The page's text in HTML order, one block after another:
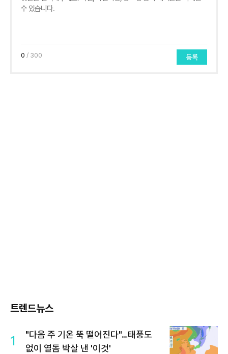
0 / 300 등록
트렌드뉴스
1
"다음 주 기온 뚝 떨어진다"…태풍도
없이 열돔 박살 낸 '이것'